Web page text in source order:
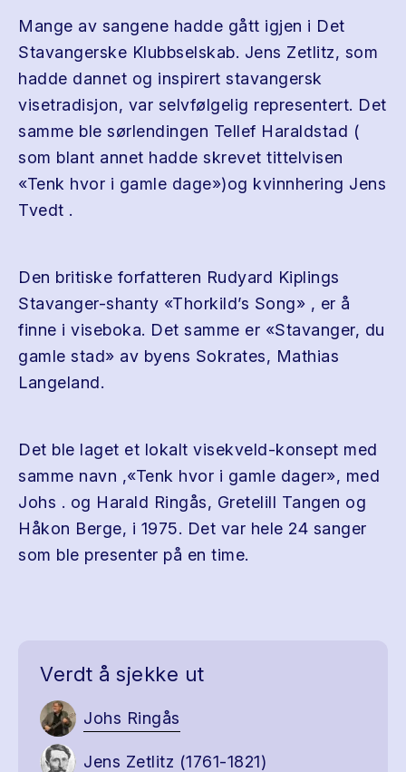
Mange av sangene hadde gått igjen i Det
Stavangerske Klubbselskab. Jens Zetlitz, som
hadde dannet og inspirert stavangersk
visetradisjon, var selvfølgelig representert. Det
samme ble sørlendingen Tellef Haraldstad (
som blant annet hadde skrevet tittelvisen
«Tenk hvor i gamle dage»)og kvinnhering Jens
Tvedt .
Den britiske forfatteren Rudyard Kiplings
Stavanger-shanty «Thorkild’s Song» , er å
finne i viseboka. Det samme er «Stavanger, du
gamle stad» av byens Sokrates, Mathias
Langeland.
Det ble laget et lokalt visekveld-konsept med
samme navn ,«Tenk hvor i gamle dager», med
Johs . og Harald Ringås, Gretelill Tangen og
Håkon Berge, i 1975. Det var hele 24 sanger
som ble presenter på en time.
Verdt å sjekke ut
Johs Ringås
Jens Zetlitz (1761-1821)